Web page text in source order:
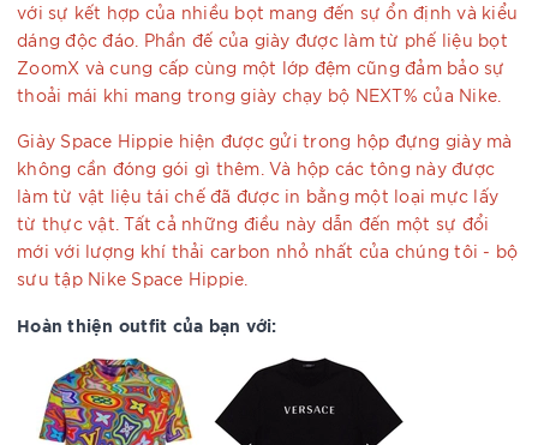
với sự kết hợp của nhiều bọt mang đến sự ổn định và kiểu
dáng độc đáo. Phần đế của giày được làm từ phế liệu bọt
ZoomX và cung cấp cùng một lớp đệm cũng đảm bảo sự
thoải mái khi mang trong giày chạy bộ NEXT% của Nike.
Giày Space Hippie hiện được gửi trong hộp đựng giày mà
không cần đóng gói gì thêm. Và hộp các tông này được
làm từ vật liệu tái chế đã được in bằng một loại mực lấy
từ thực vật. Tất cả những điều này dẫn đến một sự đổi
mới với lượng khí thải carbon nhỏ nhất của chúng tôi - bộ
sưu tập Nike Space Hippie.
Hoàn thiện outfit của bạn với: